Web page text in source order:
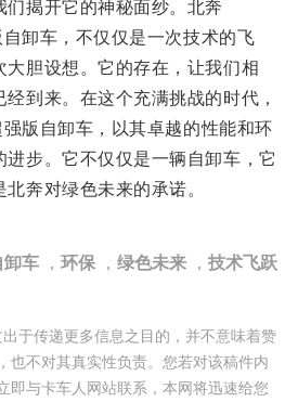
揭开它的神秘面纱。北奔
卸车，不仅仅是一次技术的飞
胆设想。它的存在，让我们相
到来。在这个充满挑战的时代，
版自卸车，以其卓越的性能和环
步。它不仅仅是一辆自卸车，它
奔对绿色未来的承诺。
卸车 ， 环保 ， 绿色未来 ， 技术飞跃
于传递更多信息之目的，并不意味着赞
也不对其真实性负责。您若对该稿件内
即与卡车人网站联系，本网将迅速给您